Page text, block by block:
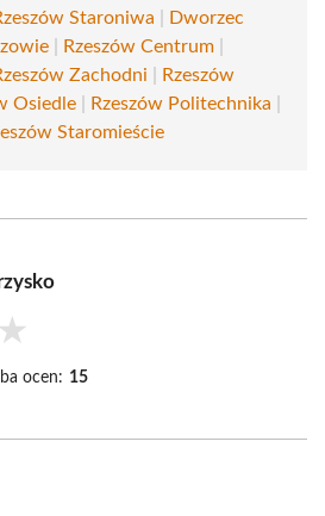
Staroniwa
Dworzec
Rzeszów Centrum
Zachodni
Rzeszów
Osiedle Rzeszów Politechnika
Staromieście
★
ocen: 15